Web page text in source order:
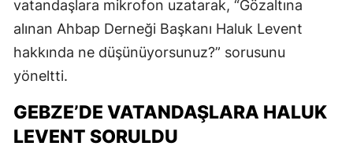
vatandaşlara mikrofon uzatarak, “Gözaltına
alınan Ahbap Derneği Başkanı Haluk Levent
hakkında ne düşünüyorsunuz?” sorusunu
yöneltti.
GEBZE’DE VATANDAŞLARA HALUK
LEVENT SORULDU